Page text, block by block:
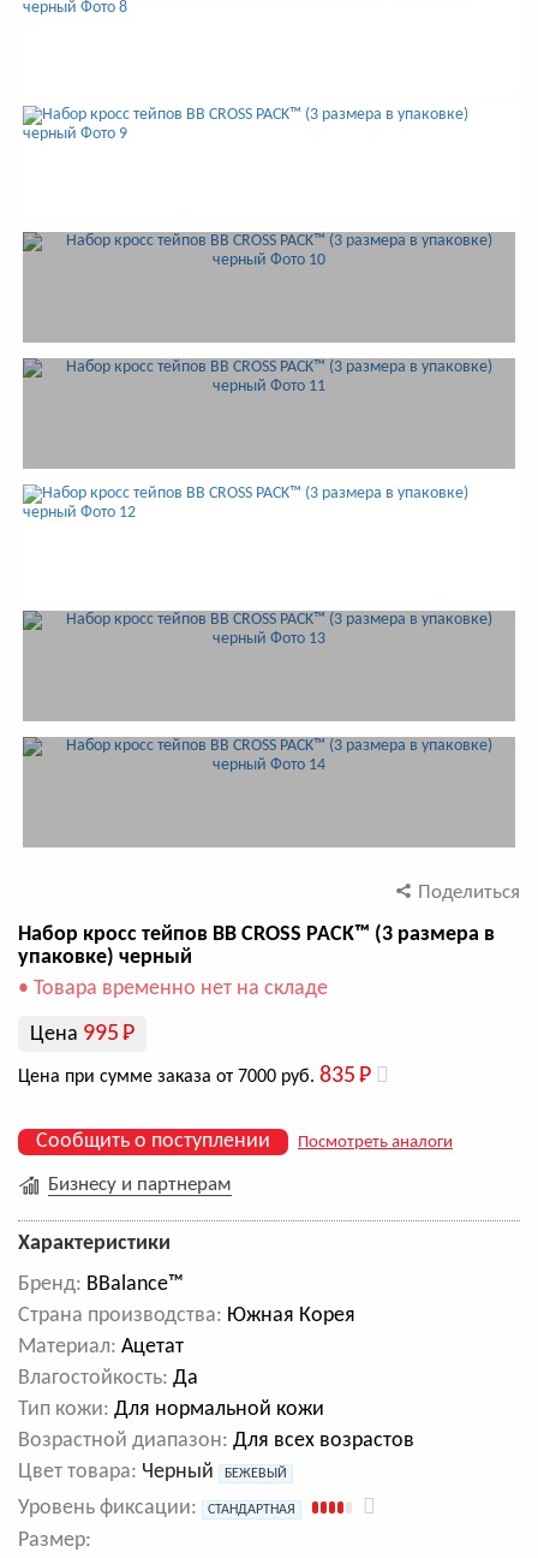
Поделиться
Набор кросс тейпов BB CROSS PACK™ (3 размера в
упаковке) черный
• Товара временно нет на складе
Цена 995 Р
Цена при сумме заказа от 7000 руб. 835 Р
Сообщить о поступлении Посмотреть аналоги
Бизнесу и партнерам
Характеристики
Бренд: BBalance™
Cтрана производства: Южная Корея
Материал: Ацетат
Влагостойкость: Да
Тип кожи: Для нормальной кожи
Возрастной диапазон: Для всех возрастов
Цвет товара: Черный БЕЖЕВЫЙ
Уровень фиксации: СТАНДАРТНАЯ
Размер: